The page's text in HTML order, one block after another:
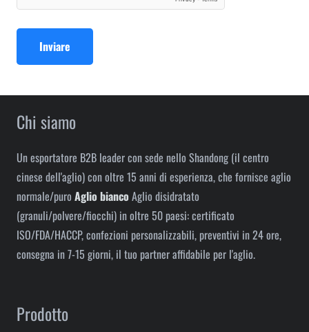
Inviare
Chi siamo
Un esportatore B2B leader con sede nello Shandong (il centro
cinese dell'aglio) con oltre 15 anni di esperienza, che fornisce aglio
normale/puro Aglio bianco Aglio disidratato
(granuli/polvere/fiocchi) in oltre 50 paesi: certificato
ISO/FDA/HACCP, confezioni personalizzabili, preventivi in ​​24 ore,
consegna in 7-15 giorni, il tuo partner affidabile per l'aglio.
Prodotto